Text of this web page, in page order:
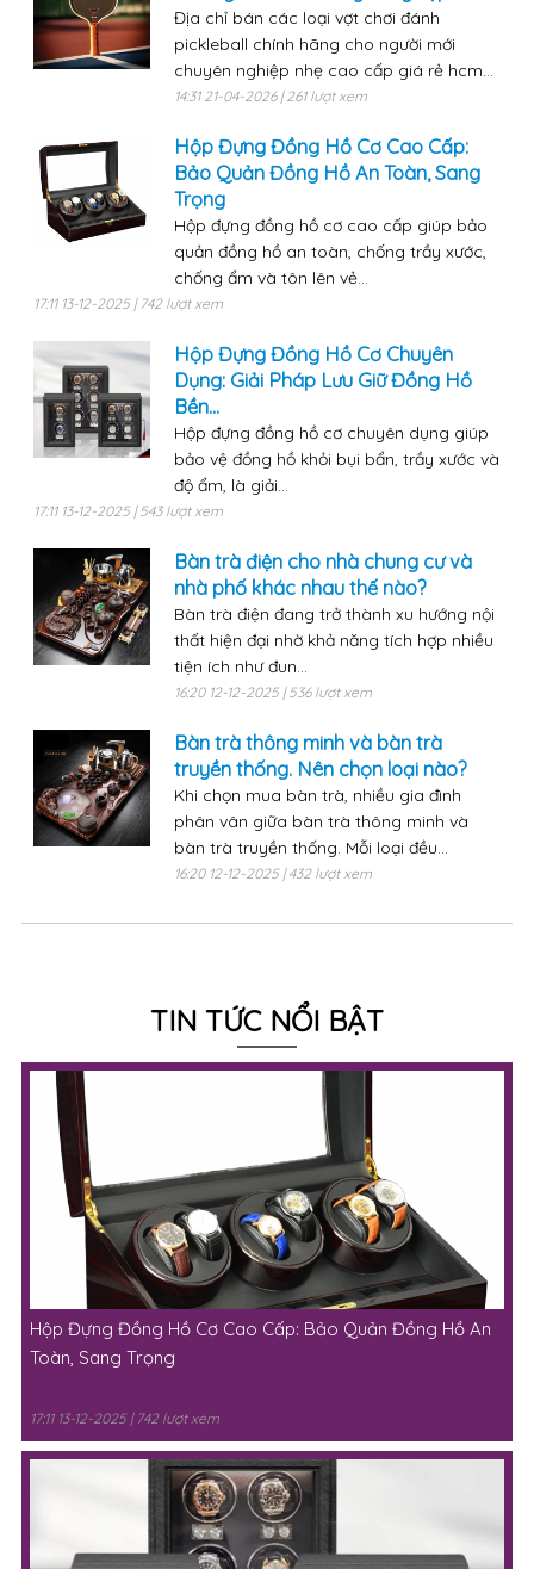
Địa chỉ bán các loại vợt chơi đánh
pickleball chính hãng cho người mới
chuyên nghiệp nhẹ cao cấp giá rẻ hcm...
14:31 21-04-2026 | 261 lượt xem
Hộp Đựng Đồng Hồ Cơ Cao Cấp:
Bảo Quản Đồng Hồ An Toàn, Sang
Trọng
Hộp đựng đồng hồ cơ cao cấp giúp bảo
quản đồng hồ an toàn, chống trầy xước,
chống ẩm và tôn lên vẻ...
17:11 13-12-2025 | 742 lượt xem
Hộp Đựng Đồng Hồ Cơ Chuyên
Dụng: Giải Pháp Lưu Giữ Đồng Hồ
Bền...
Hộp đựng đồng hồ cơ chuyên dụng giúp
bảo vệ đồng hồ khỏi bụi bẩn, trầy xước và
độ ẩm, là giải...
17:11 13-12-2025 | 543 lượt xem
Bàn trà điện cho nhà chung cư và
nhà phố khác nhau thế nào?
Bàn trà điện đang trở thành xu hướng nội
thất hiện đại nhờ khả năng tích hợp nhiều
tiện ích như đun...
16:20 12-12-2025 | 536 lượt xem
Bàn trà thông minh và bàn trà
truyền thống. Nên chọn loại nào?
Khi chọn mua bàn trà, nhiều gia đình
phân vân giữa bàn trà thông minh và
bàn trà truyền thống. Mỗi loại đều...
16:20 12-12-2025 | 432 lượt xem
TIN TỨC NỔI BẬT
Hộp Đựng Đồng Hồ Cơ Cao Cấp: Bảo Quản Đồng Hồ An
Toàn, Sang Trọng
17:11 13-12-2025 | 742 lượt xem